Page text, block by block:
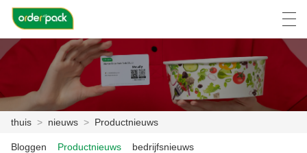
Deutsch
thuis > nieuws > Productnieuws
Bloggen Productnieuws bedrijfsnieuws